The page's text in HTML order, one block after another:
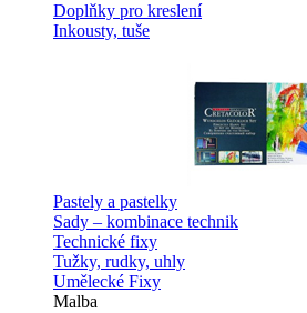
Doplňky pro kreslení
Inkousty, tuše
Pastely a pastelky
Sady – kombinace technik
Technické fixy
Tužky, rudky, uhly
Umělecké Fixy
Malba